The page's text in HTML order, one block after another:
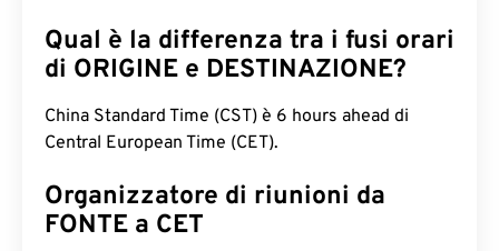
Qual è la differenza tra i fusi orari
di ORIGINE e DESTINAZIONE?
China Standard Time (CST) è 6 hours ahead di
Central European Time (CET).
Organizzatore di riunioni da
FONTE a CET